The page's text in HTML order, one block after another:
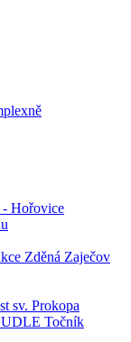
- Hořovice
Zděná Zaječov
sv. Prokopa
Točník